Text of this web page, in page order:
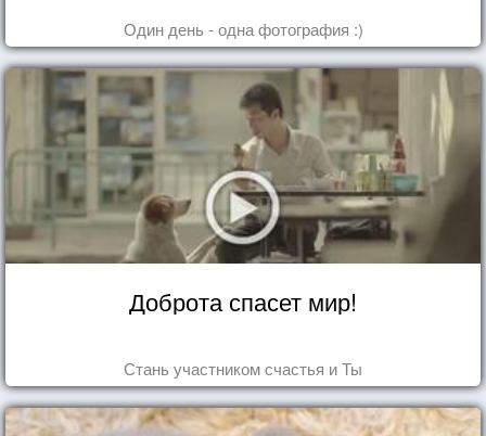
Один день - одна фотография :)
Доброта спасет мир!
Стань участником счастья и Ты